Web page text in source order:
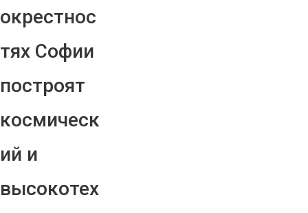
окрестнос
тях Софии
построят
космическ
ий и
высокотех